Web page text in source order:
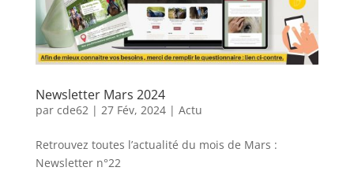
Newsletter Mars 2024
par cde62 | 27 Fév, 2024| Actu
Retrouvez toutes l’actualité du mois de Mars :
Newsletter n°22